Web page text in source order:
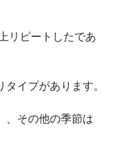
リピートしたであ
イプがあります。
、その他の季節は